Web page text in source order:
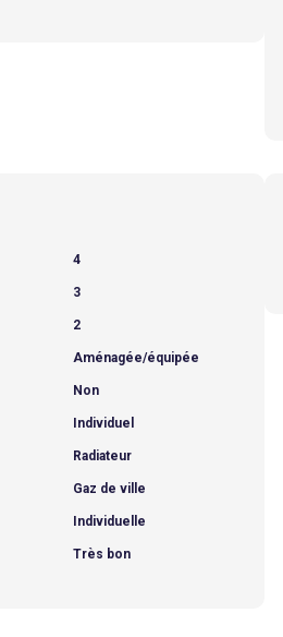
4
3
2
Aménagée/équipée
Non
Individuel
Radiateur
Gaz de ville
Individuelle
Très bon